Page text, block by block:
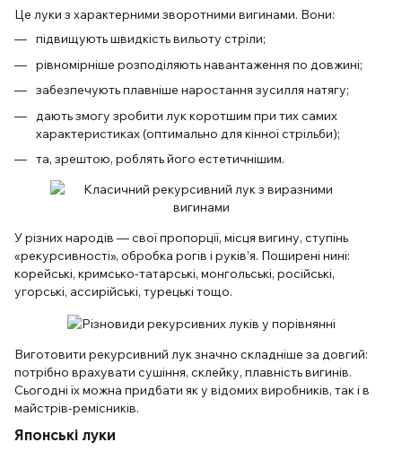
Це луки з характерними зворотними вигинами. Вони:
підвищують швидкість вильоту стріли;
рівномірніше розподіляють навантаження по довжині;
забезпечують плавніше наростання зусилля натягу;
дають змогу зробити лук коротшим при тих самих
характеристиках (оптимально для кінної стрільби);
та, зрештою, роблять його естетичнішим.
У різних народів — свої пропорції, місця вигину, ступінь
«рекурсивності», обробка рогів і руків’я. Поширені нині:
корейські, кримсько-татарські, монгольські, російські,
угорські, ассирійські, турецькі тощо.
Виготовити рекурсивний лук значно складніше за довгий:
потрібно врахувати сушіння, склейку, плавність вигинів.
Сьогодні їх можна придбати як у відомих виробників, так і в
майстрів-ремісників.
Японські луки